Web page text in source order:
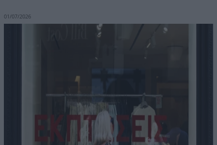
01/07/2026